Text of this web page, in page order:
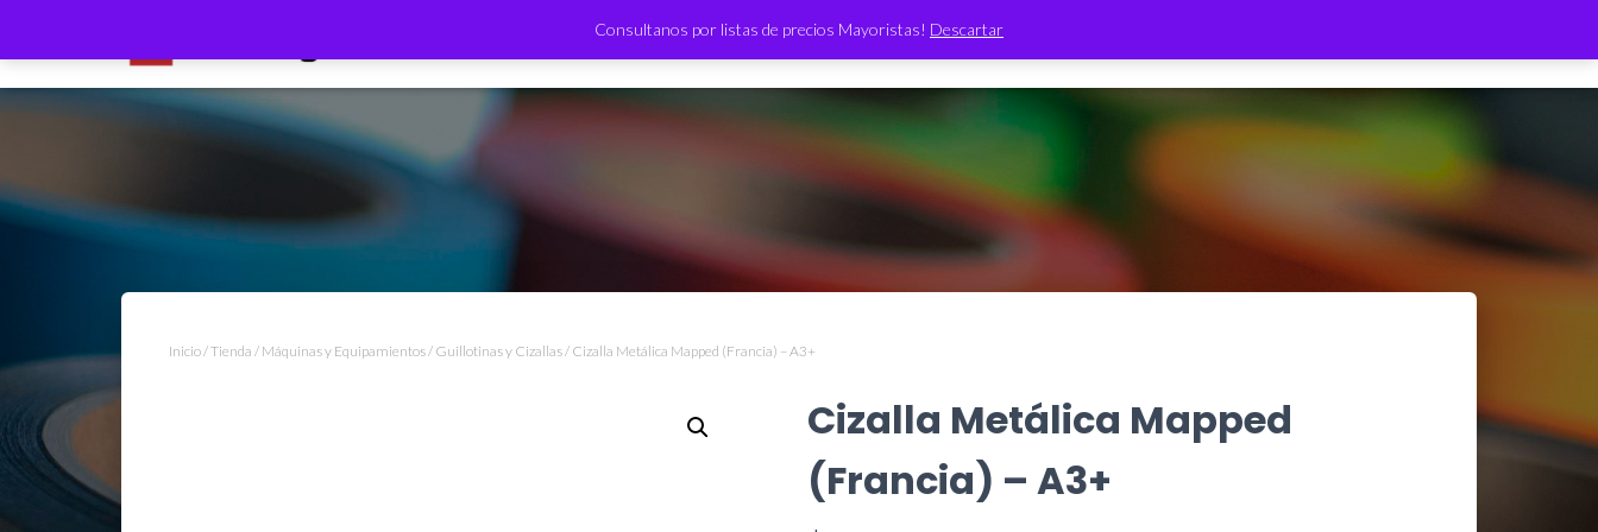
Consultanos por listas de precios Mayoristas! Descartar
TIENDA
Inicio/Tienda / Máquinas y Equipamientos/ Guillotinas y Cizallas/ Cizalla Metálica Mapped (Francia) – A3+
Cizalla Metálica Mapped
(Francia) – A3+